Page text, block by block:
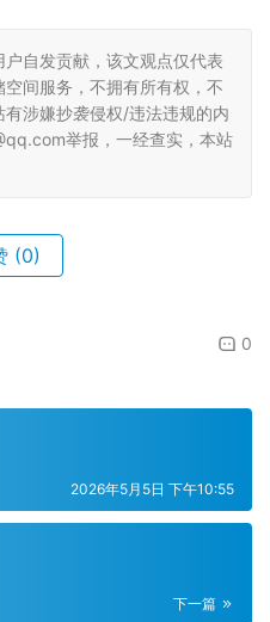
自发贡献，该文观点仅代表
间服务，不拥有所有权，不
涉嫌抄袭侵权/违法违规的内
举报，一经查实，本站
(0)
0
2026年5月5日 下午10:55
下一篇